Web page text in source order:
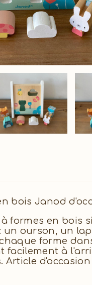
bois Janod
formes en bois
un ourson, un
forme
facilement à
Article